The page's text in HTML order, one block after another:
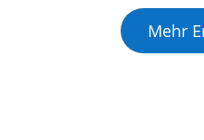
Mehr